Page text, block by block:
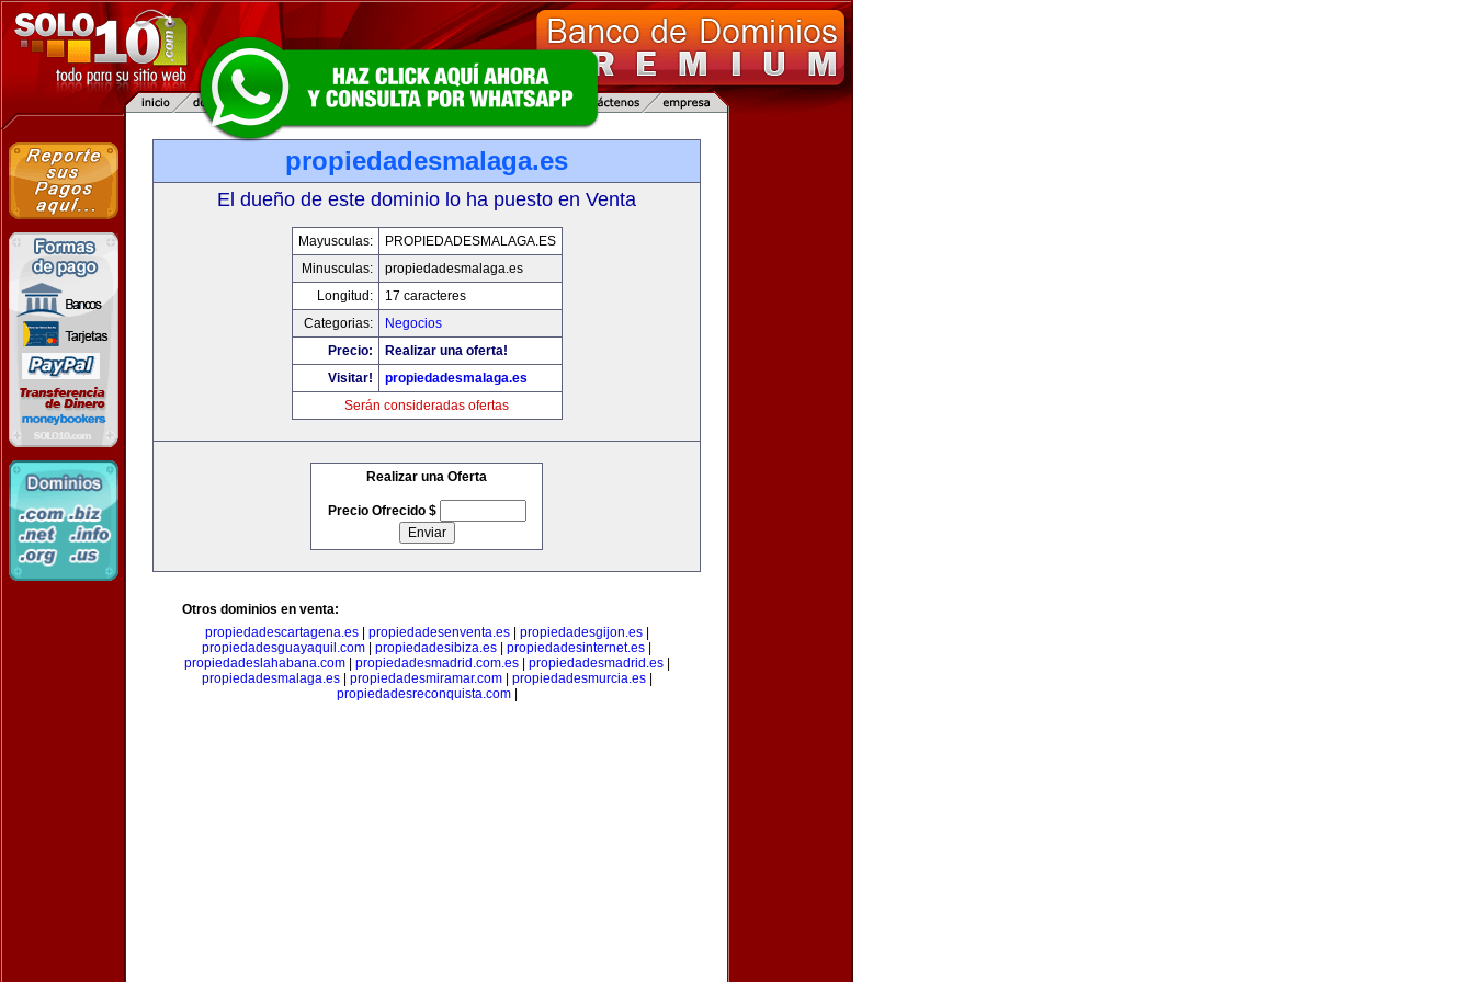
propiedadesmalaga.es
El dueño de este dominio lo ha puesto en Venta
Mayusculas:
PROPIEDADESMALAGA.ES
Minusculas:
propiedadesmalaga.es
Longitud:
17 caracteres
Categorias:
Negocios
Precio:
Realizar una oferta!
Visitar!
propiedadesmalaga.es
Serán consideradas ofertas
Realizar una Oferta
Precio Ofrecido $
Otros dominios en venta:
propiedadescartagena.es| propiedadesenventa.es| propiedadesgijon.es|
propiedadesguayaquil.com
propiedadesibiza.es propiedadesinternet.es
propiedadeslahabana.com| propiedadesmadrid.com.es| propiedadesmadrid.es|
propiedadesmalaga.es| propiedadesmiramar.com| propiedadesmurcia.es|
propiedadesreconquista.com|